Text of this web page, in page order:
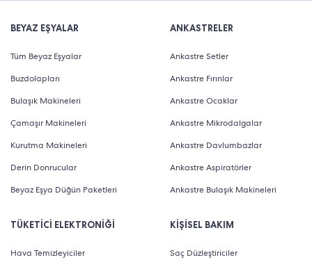
BEYAZ EŞYALAR
Tüm Beyaz Eşyalar
Buzdolapları
Bulaşık Makineleri
Çamaşır Makineleri
Kurutma Makineleri
Derin Donrucular
Beyaz Eşya Düğün Paketleri
TÜKETİCİ ELEKTRONİĞİ
Hava Temizleyiciler
ANKASTRELER
Ankastre Setler
Ankastre Fırınlar
Ankastre Ocaklar
Ankastre Mikrodalgalar
Ankastre Davlumbazlar
Ankastre Aspiratörler
Ankastre Bulaşık Makineleri
KİŞİSEL BAKIM
Saç Düzleştiriciler